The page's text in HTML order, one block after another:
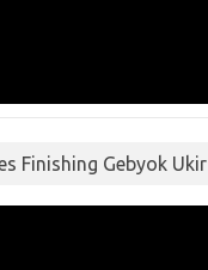
Finishing Gebyok Ukir